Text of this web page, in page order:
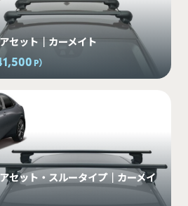
セット｜カーメイト
P）
セット・スルータイプ｜カーメイ